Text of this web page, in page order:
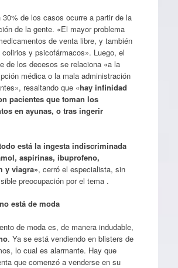
30% de los casos ocurre a partir de la
de la gente. «El mayor problema
de venta libre, y también
y psicofármacos». Luego, el
de los decesos se relaciona «a la
médica o la mala administración
resaltando que «hay infinidad
pacientes que toman los
en ayunas, o tras ingerir
está la ingesta indiscriminada
aspirinas, ibuprofeno,
y viagra», cerró el especialista, sin
preocupación por el tema .
está de moda
de moda es, de manera indudable,
. Ya se está vendiendo en blisters de
lo cual es alarmante. Hay que
que comenzó a venderse en su